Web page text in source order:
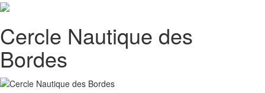
Cercle Nautique des
Bordes